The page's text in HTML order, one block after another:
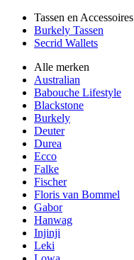
Tassen en Accessoires
Burkely Tassen
Secrid Wallets
Alle merken
Australian
Babouche Lifestyle
Blackstone
Burkely
Deuter
Durea
Ecco
Falke
Fischer
Floris van Bommel
Gabor
Hanwag
Injinji
Leki